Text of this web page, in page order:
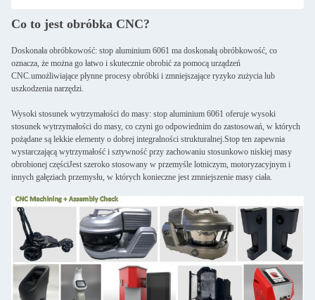
Co to jest obróbka CNC?
Doskonała obróbkowość: stop aluminium 6061 ma doskonałą obróbkowość, co
oznacza, że można go łatwo i skutecznie obrobić za pomocą urządzeń
CNC.umożliwiające płynne procesy obróbki i zmniejszające ryzyko zużycia lub
uszkodzenia narzędzi.
Wysoki stosunek wytrzymałości do masy: stop aluminium 6061 oferuje wysoki
stosunek wytrzymałości do masy, co czyni go odpowiednim do zastosowań, w których
pożądane są lekkie elementy o dobrej integralności strukturalnej.Stop ten zapewnia
wystarczającą wytrzymałość i sztywność przy zachowaniu stosunkowo niskiej masy
obrobionej częściJest szeroko stosowany w przemyśle lotniczym, motoryzacyjnym i
innych gałęziach przemysłu, w których konieczne jest zmniejszenie masy ciała.